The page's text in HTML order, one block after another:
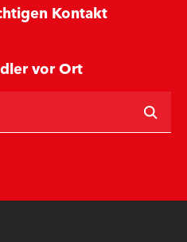
Kontakt
vor Ort